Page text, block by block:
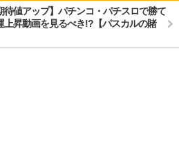
待値アップ】パチンコ・パチスロで勝て
上昇動画を見るべき!?【パスカルの賭